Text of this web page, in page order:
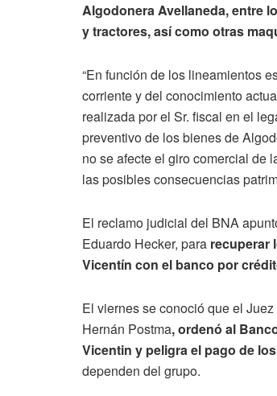
Algodonera Avellaneda, entre
y tractores, así como otras
“En función de los lineamientos
corriente y del conocimiento
realizada por el Sr. fiscal en el
preventivo de los bienes de
no se afecte el giro comercial de
las posibles consecuencias
El reclamo judicial del BNA
Eduardo Hecker, para recuperar
Vicentín con el banco por
El viernes se conoció que el
Hernán Postma, ordenó al
Vicentin y peligra el pago de
dependen del grupo.